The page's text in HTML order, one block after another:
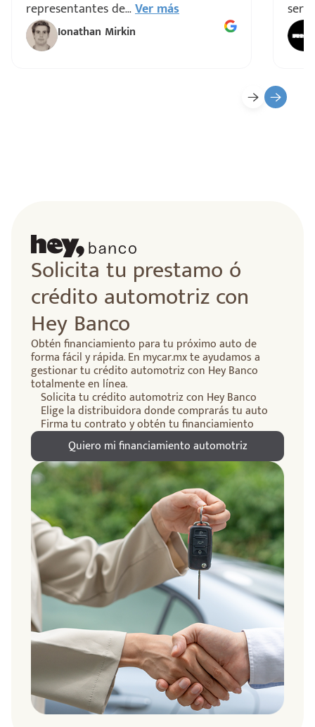
representantes de...Ver más
Ionathan Mirkin
Solicita tu prestamo ó
crédito automotriz con
Hey Banco
Obtén financiamiento para tu próximo auto de
forma fácil y rápida. En mycar.mx te ayudamos a
gestionar tu crédito automotriz con Hey Banco
totalmente en línea.
Solicita tu crédito automotriz con Hey Banco
Elige la distribuidora donde comprarás tu auto
Firma tu contrato y obtén tu financiamiento
Quiero mi financiamiento automotriz